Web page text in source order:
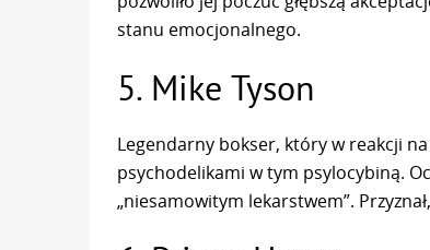
stanu emocjonalnego.
5. Mike Tyson
Legendarny bokser, który w reakcji
psychodelikami w tym psylocybiną.
„niesamowitym lekarstwem”.